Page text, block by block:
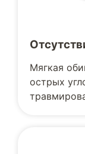
Мягкая
острых